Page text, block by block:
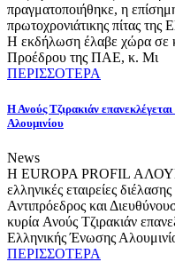
πραγματοποιήθηκε, η
πρωτοχρονιάτικης πίτας
Η εκδήλωση έλαβε χώρα σε
Προέδρου της ΠΑΕ, κ. Μι
ΠΕΡΙΣΣΟΤΕΡΑ
Η Ανούς Τζιρακιάν
Αλουμινίου
News
Η EUROPA PROFIL
ελληνικές εταιρείες
Αντιπρόεδρος και
κυρία Ανούς Τζιρακιάν
Ελληνικής Ένωσης
ΠΕΡΙΣΣΟΤΕΡΑ